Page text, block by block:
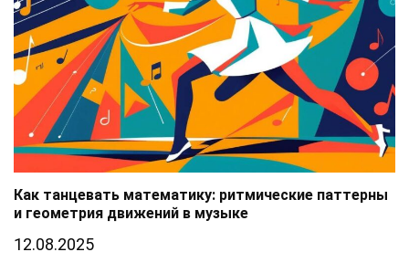
Как танцевать математику: ритмические паттерны
и геометрия движений в музыке
12.08.2025